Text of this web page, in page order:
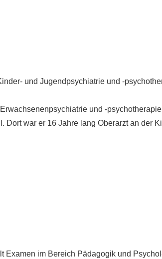
und Jugendpsychiatrie und -
und -
war er 16 Jahre lang Oberarzt an der
Examen im Bereich Pädagogik und